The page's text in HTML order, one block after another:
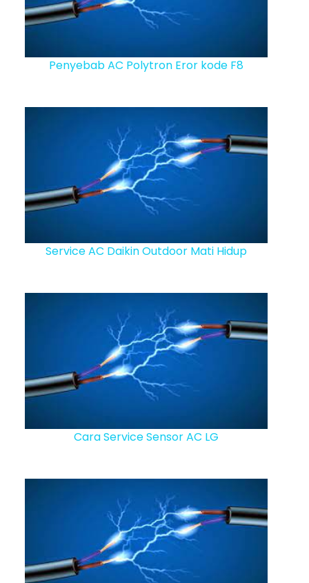
Penyebab AC Polytron Eror kode F8
Service AC Daikin Outdoor Mati Hidup
Cara Service Sensor AC LG